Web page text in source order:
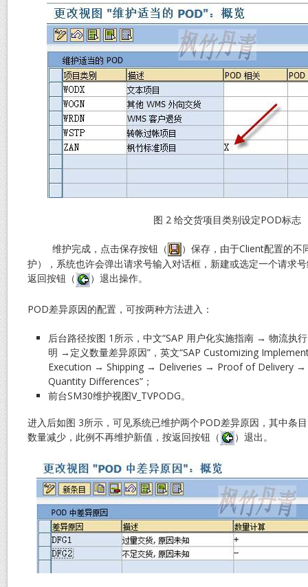
图 2 给交货项目类别设定POD标志
维护完成，点击保存按钮（
）保存，由于Client配置的不
护），系统也许会弹出请求号输入对话框，新建或选定一个请求
返回按钮（
）退出操作。
POD差异原因的配置，可按两种方法进入：
后台路径按图 1所示，中文“SAP 用户化实施指南 → 物流
明 →定义数量差异原因”，英文“SAP Customizing
Execution → Shipping → Deliveries → Proof of Delivery →
Quantity Differences”；
前台SM30维护视图V_TVPODG。
进入后如图 3所示，可见系统已维护两个POD差异原因，其中条
数量减少，此例不再维护新值，按返回按钮（
）退出。